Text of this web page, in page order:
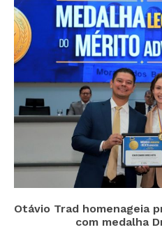
Otávio Trad homenageia
com medalha